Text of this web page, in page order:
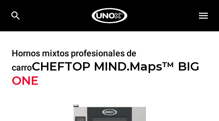
Hornos mixtos profesionales de
carroCHEFTOP MIND.Maps™ BIG
ONE